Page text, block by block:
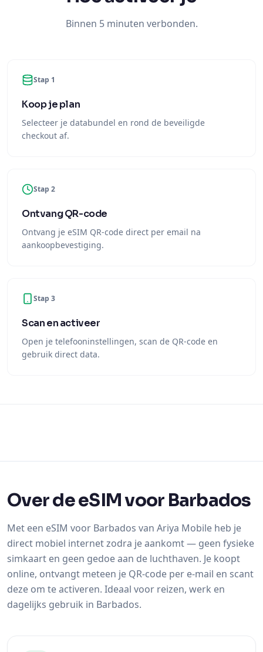
Binnen 5 minuten verbonden.
Stap 1
Koop je plan
Selecteer je databundel en rond de beveiligde
checkout af.
Stap 2
Ontvang QR-code
Ontvang je eSIM QR-code direct per email na
aankoopbevestiging.
Stap 3
Scan en activeer
Open je telefooninstellingen, scan de QR-code en
gebruik direct data.
Over de eSIM voor Barbados
Met een eSIM voor Barbados van Ariya Mobile heb je
direct mobiel internet zodra je aankomt — geen fysieke
simkaart en geen gedoe aan de luchthaven. Je koopt
online, ontvangt meteen je QR-code per e-mail en scant
deze om te activeren. Ideaal voor reizen, werk en
dagelijks gebruik in Barbados.